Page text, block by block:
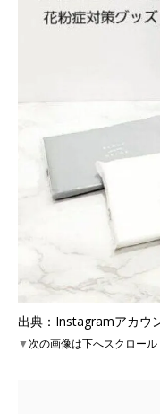
出典：Instagramアカウ
▼次の画像は下へスクロー